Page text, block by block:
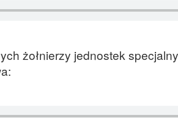
żołnierzy jednostek